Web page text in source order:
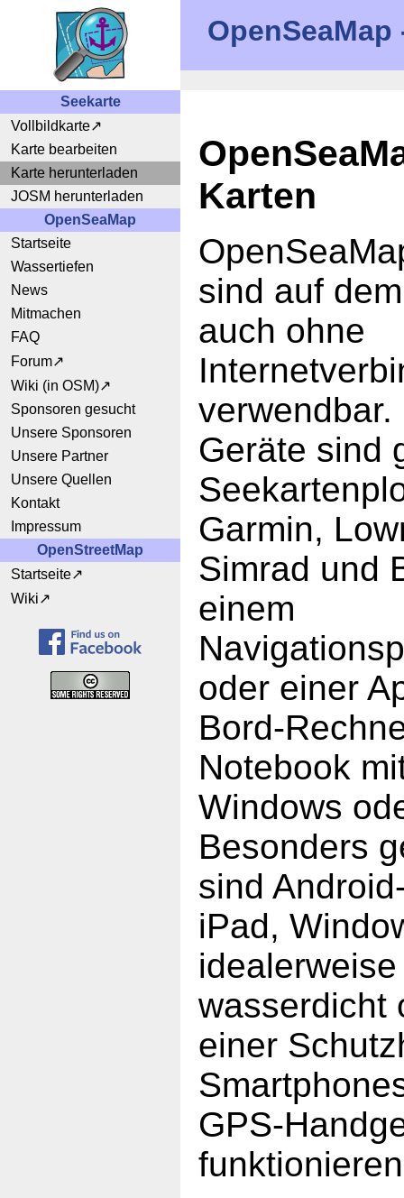
Seekarte
Vollbildkarte
Karte bearbeiten
Karte herunterladen
JOSM herunterladen
OpenSeaMap
Startseite
Wassertiefen
News
Mitmachen
FAQ
Forum
Wiki (in OSM)
Sponsoren gesucht
Unsere Sponsoren
Unsere Partner
Unsere Quellen
Kontakt
Impressum
OpenStreetMap
Startseite
Wiki
Karten
sind auf
auch ohne
Geräte sind
Garmin,
Simrad und
einem
oder einer
Bord-
Notebook
Windows
Besonders
sind
iPad,
idealerweise
wasserdicht
einer
GPS-